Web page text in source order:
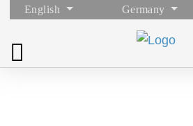
English Germany